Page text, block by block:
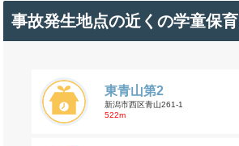
事故発生地点の近くの学童保育
東青山第2
新潟市西区青山261-1
522m